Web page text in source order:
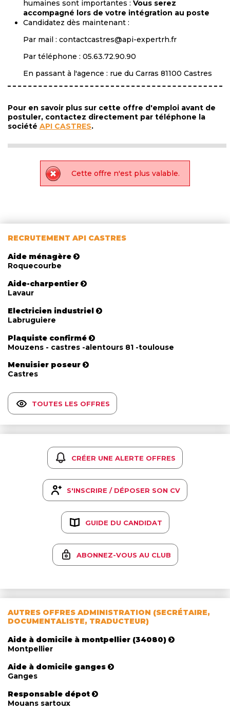
humaines sont importantes : Vous serez
accompagné lors de votre intégration au poste
Candidatez dès maintenant :
Par mail : contactcastres@api-expertrh.fr
Par téléphone : 05.63.72.90.90
En passant à l'agence : rue du Carras 81100 Castres
Pour en savoir plus sur cette offre d'emploi avant de
postuler, contactez directement par téléphone la
société API CASTRES.
Cette offre n'est plus valable.
RECRUTEMENT API CASTRES
Aide ménagère
Roquecourbe
Aide-charpentier
Lavaur
Electricien industriel
Labruguiere
Plaquiste confirmé
Mouzens - castres -alentours 81 -toulouse
Menuisier poseur
Castres
TOUTES LES OFFRES
CRÉER UNE ALERTE OFFRES
S'INSCRIRE / DÉPOSER SON CV
GUIDE DU CANDIDAT
ABONNEZ-VOUS AU CLUB
AUTRES OFFRES ADMINISTRATION (SECRÉTAIRE,
DOCUMENTALISTE, TRADUCTEUR)
Aide à domicile à montpellier (34080)
Montpellier
Aide à domicile ganges
Ganges
Responsable dépot
Mouans sartoux